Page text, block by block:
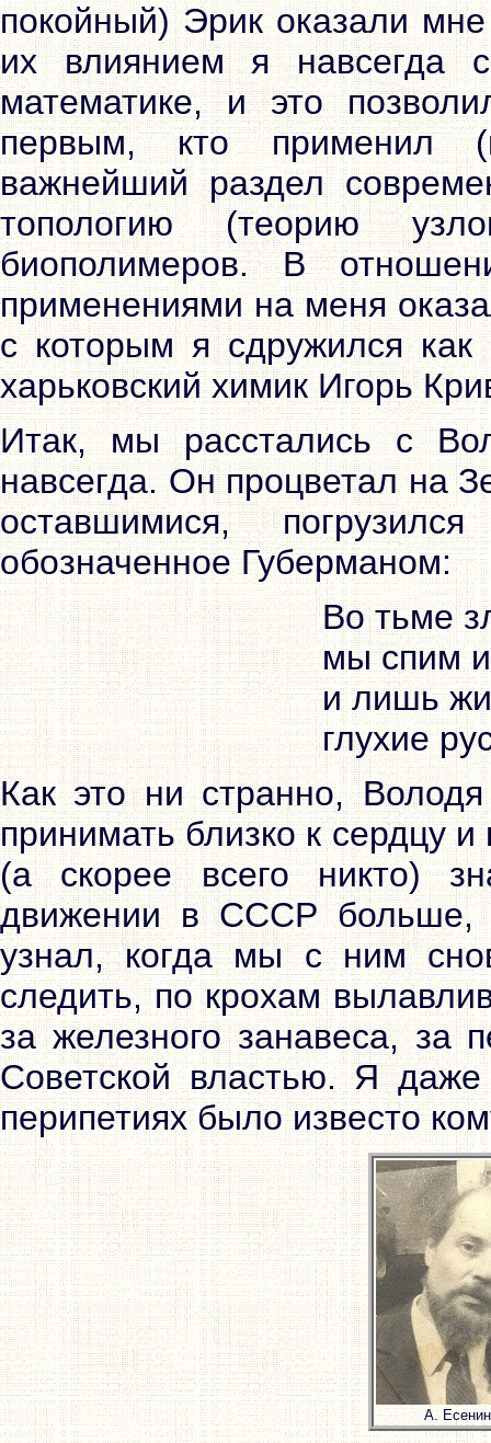
покойный) Эрик оказали
их влиянием я навсегда
математике, и это
первым, кто применил
важнейший раздел
топологию (теорию
биополимеров. В
применениями на меня
с которым я сдружился
харьковский химик Игорь
Итак, мы расстались с
навсегда. Он процветал на
оставшимися,
обозначенное Губерманом:
Во тьме
мы спим
и лишь
глухие
Как это ни странно,
принимать близко к сердцу
(а скорее всего никто)
движении в СССР больше,
узнал, когда мы с ним
следить, по крохам
за железного занавеса, за
Советской властью. Я
перипетиях было известо
А.